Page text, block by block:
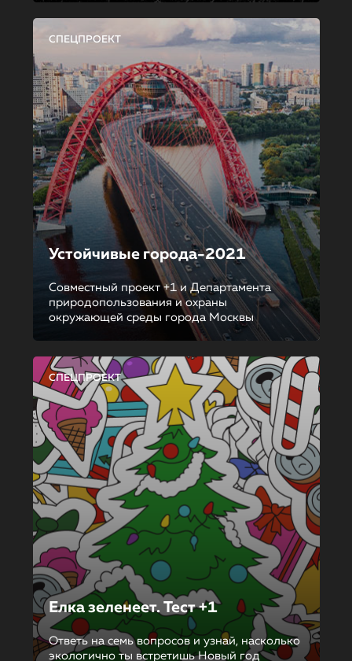
СПЕЦПРОЕКТ
Устойчивые города-2021
Совместный проект +1 и Департамента
природопользования и охраны
окружающей среды города Москвы
СПЕЦПРОЕКТ
Елка зеленеет. Тест +1
Ответь на семь вопросов и узнай, насколько
экологично ты встретишь Новый год